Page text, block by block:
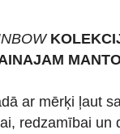
ar mērķi ļaut
redzamībai un